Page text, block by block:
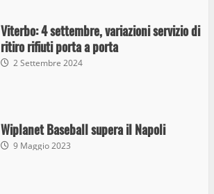
Wiplanet Baseball supera il Napoli
9 Maggio 2023
La Polizia di Stato arresta il ladro seriale
delle auto in sosta a Viterbo